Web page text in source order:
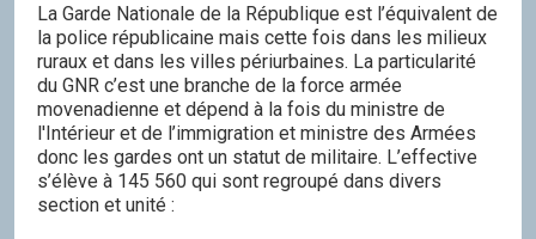
La Garde Nationale de la République est l’équivalent de
la police républicaine mais cette fois dans les milieux
ruraux et dans les villes périurbaines. La particularité
du GNR c’est une branche de la force armée
movenadienne et dépend à la fois du ministre de
l'Intérieur et de l’immigration et ministre des Armées
donc les gardes ont un statut de militaire. L’effective
s’élève à 145 560 qui sont regroupé dans divers
section et unité :